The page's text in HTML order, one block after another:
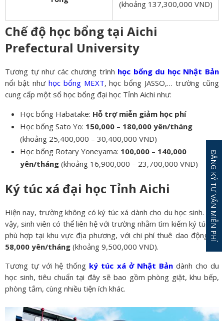
(khoảng 137,300,000 VND)
Chế độ học bổng tại Aichi
Prefectural University
Tương tự như các chương trình học bổng du học Nhật Bản
nổi bật như học bổng MEXT, học bổng JASSO,… trường cũng
cung cấp một số học bổng đại học Tỉnh Aichi như:
Học bổng Habatake: Hỗ trợ miễn giảm học phí
Học bổng Sato Yo: 150,000 – 180,000 yên/tháng
(khoảng 25,400,000 – 30,400,000 VND)
Học bổng Rotary Yoneyama: 100,000 – 140,000
yên/tháng (khoảng 16,900,000 – 23,700,000 VND)
Ký túc xá đại học Tỉnh Aichi
Hiện nay, trường không có ký túc xá dành cho du học sinh. Tuy
vậy, sinh viên có thể liên hệ với trường nhằm tìm kiếm ký túc xá
phù hợp tại khu vực địa phương, với chi phí thuê dao động từ
58,000 yên/tháng (khoảng 9,500,000 VND).
Tương tự với hệ thống ký túc xá ở Nhật Bảndành cho du
học sinh, tiêu chuẩn tại đây sẽ bao gồm phòng giặt, khu bếp,
phòng tắm, cùng nhiều tiện ích khác.
ĐĂNG KÝ TƯ VẤN MIỄN PHÍ